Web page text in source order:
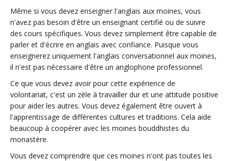
Même si vous devez enseigner l'anglais aux moines, vous
n'avez pas besoin d'être un enseignant certifié ou de suivre
des cours spécifiques. Vous devez simplement être capable de
parler et d'écrire en anglais avec confiance. Puisque vous
enseignerez uniquement l'anglais conversationnel aux moines,
il n'est pas nécessaire d'être un anglophone professionnel.
Ce que vous devez avoir pour cette expérience de
volontariat, c'est un zèle à travailler dur et une attitude positive
pour aider les autres. Vous devez également être ouvert à
l'apprentissage de différentes cultures et traditions. Cela aide
beaucoup à coopérer avec les moines bouddhistes du
monastère.
Vous devez comprendre que ces moines n'ont pas toutes les